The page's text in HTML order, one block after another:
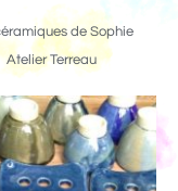
de Sophie
Atelier Terreau